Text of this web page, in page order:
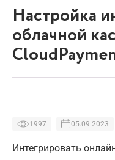
Настройка
облачной
1997 05.09.2023
Интегрировать